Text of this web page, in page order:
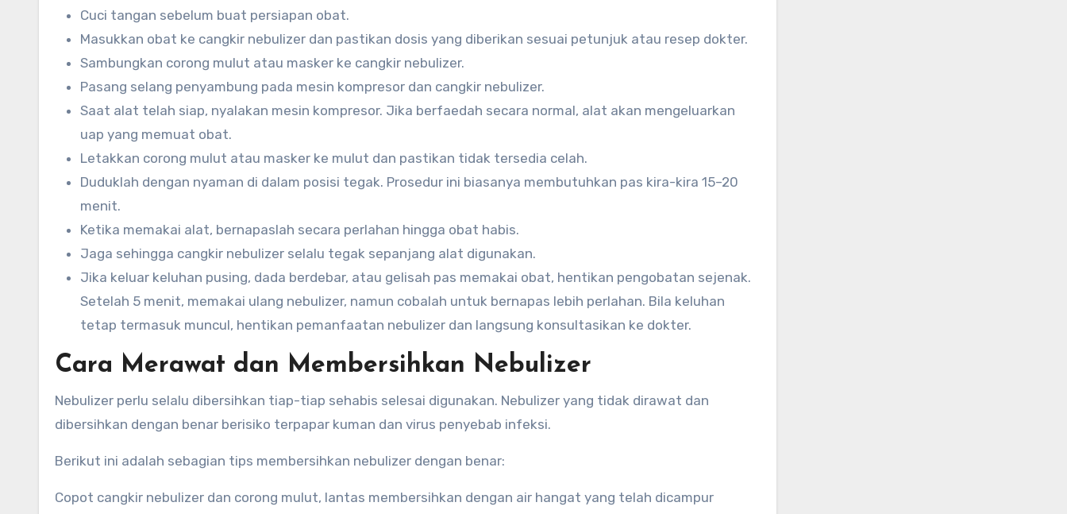
Cuci tangan sebelum buat persiapan obat.
Masukkan obat ke cangkir nebulizer dan pastikan dosis yang diberikan sesuai petunjuk atau resep dokter.
Sambungkan corong mulut atau masker ke cangkir nebulizer.
Pasang selang penyambung pada mesin kompresor dan cangkir nebulizer.
Saat alat telah siap, nyalakan mesin kompresor. Jika berfaedah secara normal, alat akan mengeluarkan
uap yang memuat obat.
Letakkan corong mulut atau masker ke mulut dan pastikan tidak tersedia celah.
Duduklah dengan nyaman di dalam posisi tegak. Prosedur ini biasanya membutuhkan pas kira-kira 15–20
menit.
Ketika memakai alat, bernapaslah secara perlahan hingga obat habis.
Jaga sehingga cangkir nebulizer selalu tegak sepanjang alat digunakan.
Jika keluar keluhan pusing, dada berdebar, atau gelisah pas memakai obat, hentikan pengobatan sejenak.
Setelah 5 menit, memakai ulang nebulizer, namun cobalah untuk bernapas lebih perlahan. Bila keluhan
tetap termasuk muncul, hentikan pemanfaatan nebulizer dan langsung konsultasikan ke dokter.
Cara Merawat dan Membersihkan Nebulizer
Nebulizer perlu selalu dibersihkan tiap-tiap sehabis selesai digunakan. Nebulizer yang tidak dirawat dan
dibersihkan dengan benar berisiko terpapar kuman dan virus penyebab infeksi.
Berikut ini adalah sebagian tips membersihkan nebulizer dengan benar:
Copot cangkir nebulizer dan corong mulut, lantas membersihkan dengan air hangat yang telah dicampur